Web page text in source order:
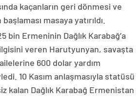
kaçanların geri dönmesi ve
masaya yatırıldı.
bin Ermeninin Dağlık Karabağ’a
veren Harutyunyan, savaşta
600 dolar yardım
10 Kasım anlaşmasıyla statüsü
kalan Dağlık Karabağ Ermenistan